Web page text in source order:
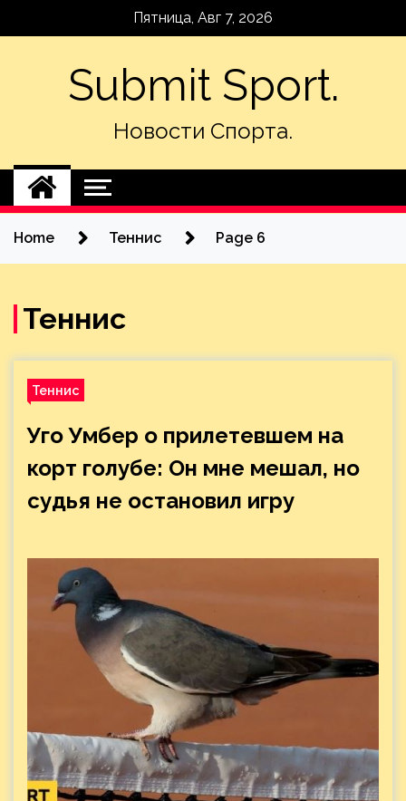
Пятница, Авг 7, 2026
Submit Sport.
Новости Спорта.
Home Теннис Page 6
Теннис
Теннис
Уго Умбер о прилетевшем на
корт голубе: Он мне мешал, но
судья не остановил игру